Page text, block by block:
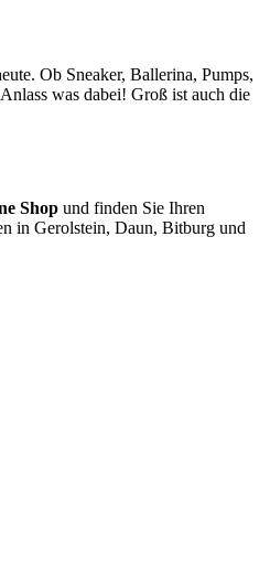
Ob Sneaker, Ballerina, Pumps,
was dabei! Groß ist auch die
Shop und finden Sie Ihren
in Gerolstein, Daun, Bitburg und